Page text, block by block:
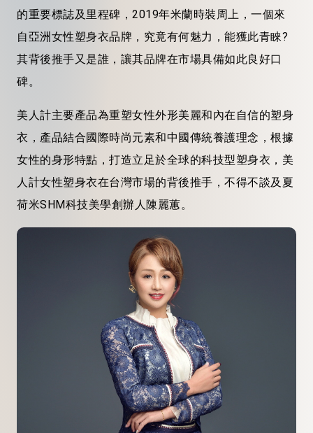
的重要標誌及里程碑，2019年米蘭時裝周上，一個來
自亞洲女性塑身衣品牌，究竟有何魅力，能獲此青睞?
其背後推手又是誰，讓其品牌在市場具備如此良好口
碑。
美人計主要產品為重塑女性外形美麗和內在自信的塑身
衣，產品結合國際時尚元素和中國傳統養護理念，根據
女性的身形特點，打造立足於全球的科技型塑身衣，美
人計女性塑身衣在台灣市場的背後推手，不得不談及夏
荷米SHM科技美學創辦人陳麗蕙。